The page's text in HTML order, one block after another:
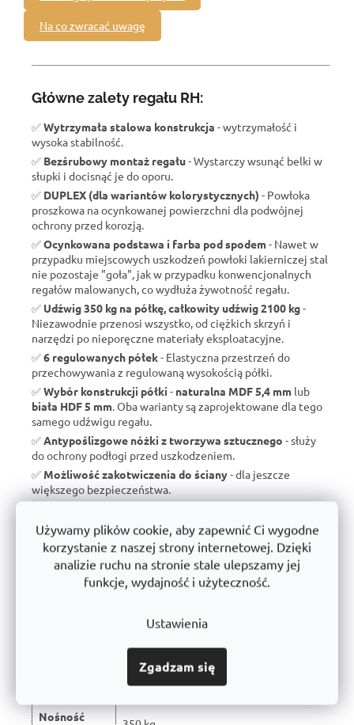
Używamy plików cookie, aby zapewnić Ci wygodne
korzystanie z naszej strony internetowej. Dzięki
analizie ruchu na stronie stale ulepszamy jej
funkcje, wydajność i użyteczność.
Ustawienia
Zgadzam się
Na co zwracać uwagę
Główne zalety regału RH:
✅Wytrzymała stalowa konstrukcja - wytrzymałość i
wysoka stabilność.
✅ Bezśrubowy montaż regału- Wystarczy wsunąć belki w
słupki i docisnąć je do oporu.
✅ DUPLEX (dla wariantów kolorystycznych) - Powłoka
proszkowa na ocynkowanej powierzchni dla podwójnej
ochrony przed korozją.
✅Ocynkowana podstawa i farba pod spodem- Nawet w
przypadku miejscowych uszkodzeń powłoki lakierniczej stal
nie pozostaje "goła", jak w przypadku konwencjonalnych
regałów malowanych, co wydłuża żywotność regału.
✅ Udźwig 350 kg na półkę, całkowity udźwig 2100 kg-
Niezawodnie przenosi wszystko, od ciężkich skrzyń i
narzędzi po nieporęczne materiały eksploatacyjne.
✅6 regulowanych półek- Elastyczna przestrzeń do
przechowywania z regulowaną wysokością półki.
✅Wybór konstrukcji półki - naturalna MDF 5,4 mm lub
biała HDF 5 mm . Oba warianty są zaprojektowane dla tego
samego udźwigu regału.
✅ Antypoślizgowe nóżki z tworzywa sztucznego - służy
do ochrony podłogi przed uszkodzeniem.
✅ Możliwość zakotwiczenia do ściany- dla jeszcze
większego bezpieczeństwa.
wsparcie dla czeskiej produkcji.
10 lat gwarancji
- dowód jakości i długoterminowej
trwałości.
Porównanie z typowymi regałami
W wyniku recenzji użytkowników produkt
otrzymał ocenę 🏆
Nośność